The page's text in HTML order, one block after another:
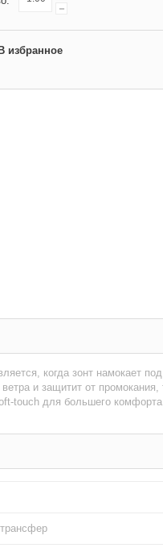
-
В избранное
когда зонт намокает
и защитит от промокания,
touch для большего